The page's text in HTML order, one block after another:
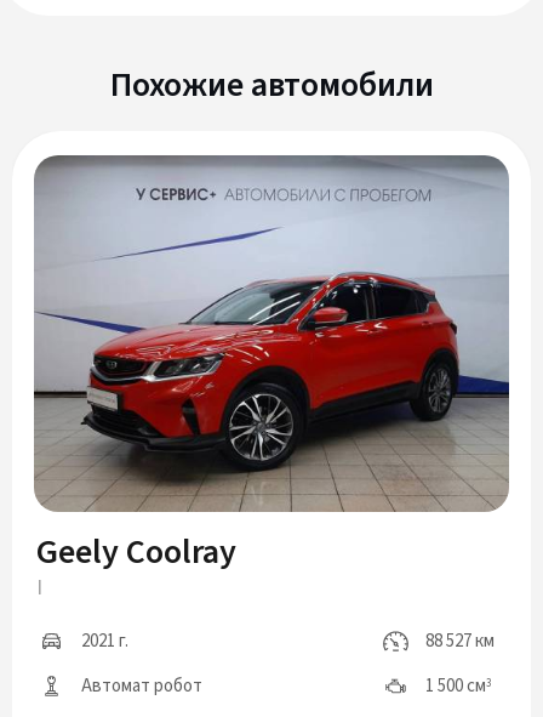
Похожие автомобили
Geely Coolray
I
2021 г.
88 527 км
Автомат робот
1 500 см3